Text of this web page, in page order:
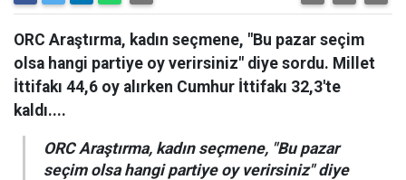
ORC Araştırma, kadın seçmene, "Bu pazar seçim
olsa hangi partiye oy verirsiniz" diye sordu. Millet
İttifakı 44,6 oy alırken Cumhur İttifakı 32,3'te
kaldı....
ORC Araştırma, kadın seçmene, "Bu pazar
seçim olsa hangi partiye oy verirsiniz" diye